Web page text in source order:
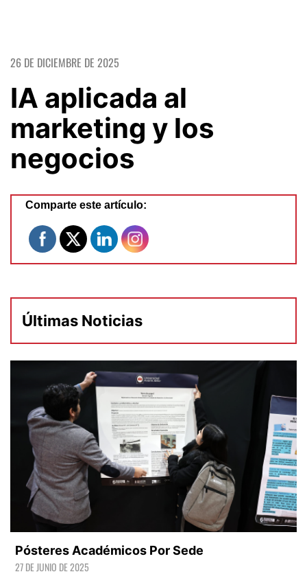
26 DE DICIEMBRE DE 2025
IA aplicada al
marketing y los
negocios
Comparte este artículo:
Últimas Noticias
Pósteres Académicos Por Sede
27 DE JUNIO DE 2025